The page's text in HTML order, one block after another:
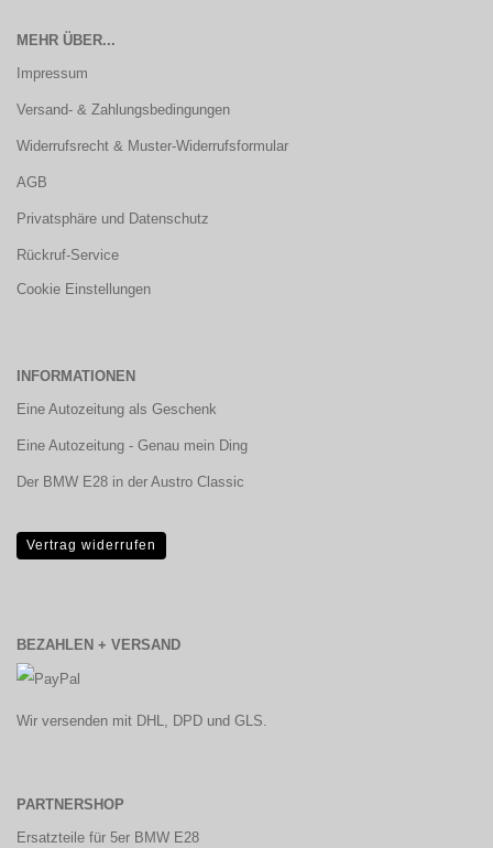
MEHR ÜBER...
Impressum
Versand- & Zahlungsbedingungen
Widerrufsrecht & Muster-Widerrufsformular
AGB
Privatsphäre und Datenschutz
Rückruf-Service
Cookie Einstellungen
INFORMATIONEN
Eine Autozeitung als Geschenk
Eine Autozeitung - Genau mein Ding
Der BMW E28 in der Austro Classic
Vertrag widerrufen
BEZAHLEN + VERSAND
Wir versenden mit DHL, DPD und GLS.
PARTNERSHOP
Ersatzteile für 5er BMW E28